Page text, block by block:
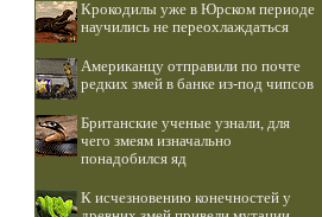
Крокодилы уже в Юрском периоде
научились не переохлаждаться
Американцу отправили по почте
редких змей в банке из-под чипсов
Британские ученые узнали, для
чего змеям изначально
понадобился яд
К исчезновению конечностей у